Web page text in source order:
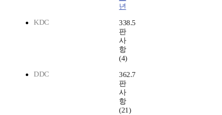
년
KDC
338.5
판
사
항
(4)
DDC
362.7
판
사
항
(21)